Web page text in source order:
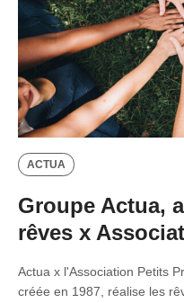
ACTUA
Groupe Actua,
rêves x
Actua x l'Association Petits
créée en 1987, réalise les